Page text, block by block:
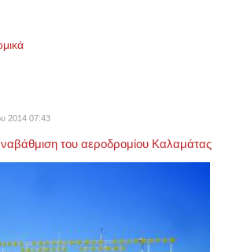
2014 07:43
του αεροδρομίου Καλαμάτας